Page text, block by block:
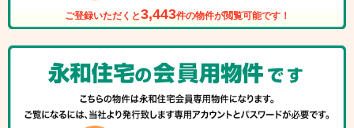
ご登録いただくと3,443件の物件が閲覧可能です！